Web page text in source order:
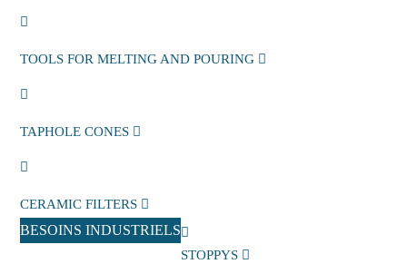
TOOLS FOR MELTING AND POURING
TAPHOLE CONES
CERAMIC FILTERS
BESOINS INDUSTRIELS
STOPPYS